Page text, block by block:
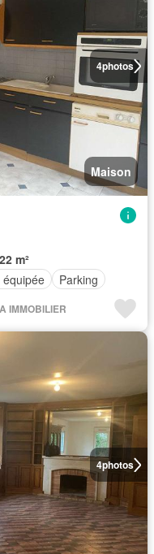
4photos
Maison
m²
équipée Parking
IMMOBILIER
4photos